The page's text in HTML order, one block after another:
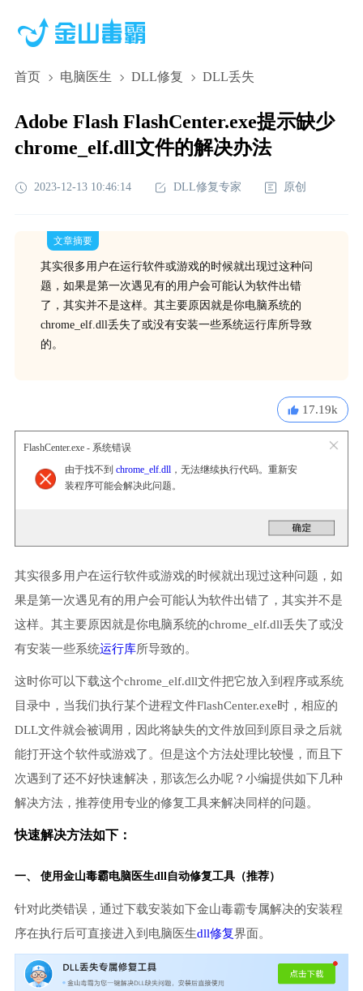
首页 电脑医生 DLL修复 DLL丢失
Adobe Flash FlashCenter.exe提示缺少
chrome_elf.dll文件的解决办法
2023-12-13 10:46:14 DLL修复专家 原创
文章摘要
其实很多用户在运行软件或游戏的时候就出现过这种问
题，如果是第一次遇见有的用户会可能认为软件出错
了，其实并不是这样。其主要原因就是你电脑系统的
chrome_elf.dll丢失了或没有安装一些系统运行库所导致
的。
17.19k
FlashCenter.exe - 系统错误
由于找不到 chrome_elf.dll，无法继续执行代码。重新安
装程序可能会解决此问题。
其实很多用户在运行软件或游戏的时候就出现过这种问题，如
果是第一次遇见有的用户会可能认为软件出错了，其实并不是
这样。其主要原因就是你电脑系统的chrome_elf.dll丢失了或没
有安装一些系统运行库所导致的。
这时你可以下载这个chrome_elf.dll文件把它放入到程序或系统
目录中，当我们执行某个进程文件FlashCenter.exe时，相应的
DLL文件就会被调用，因此将缺失的文件放回到原目录之后就
能打开这个软件或游戏了。但是这个方法处理比较慢，而且下
次遇到了还不好快速解决，那该怎么办呢？小编提供如下几种
解决方法，推荐使用专业的修复工具来解决同样的问题。
快速解决方法如下：
一、 使用金山毒霸电脑医生dll自动修复工具（推荐）
针对此类错误，通过下载安装如下金山毒霸专属解决的安装程
序在执行后可直接进入到电脑医生dll修复界面。